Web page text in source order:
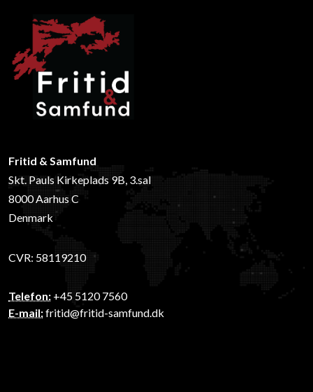
Fritid & Samfund
Skt. Pauls Kirkeplads 9B, 3.sal
8000 Aarhus C
Denmark
CVR: 58119210
Telefon: +45 5120 7560
E-mail:fritid@fritid-samfund.dk